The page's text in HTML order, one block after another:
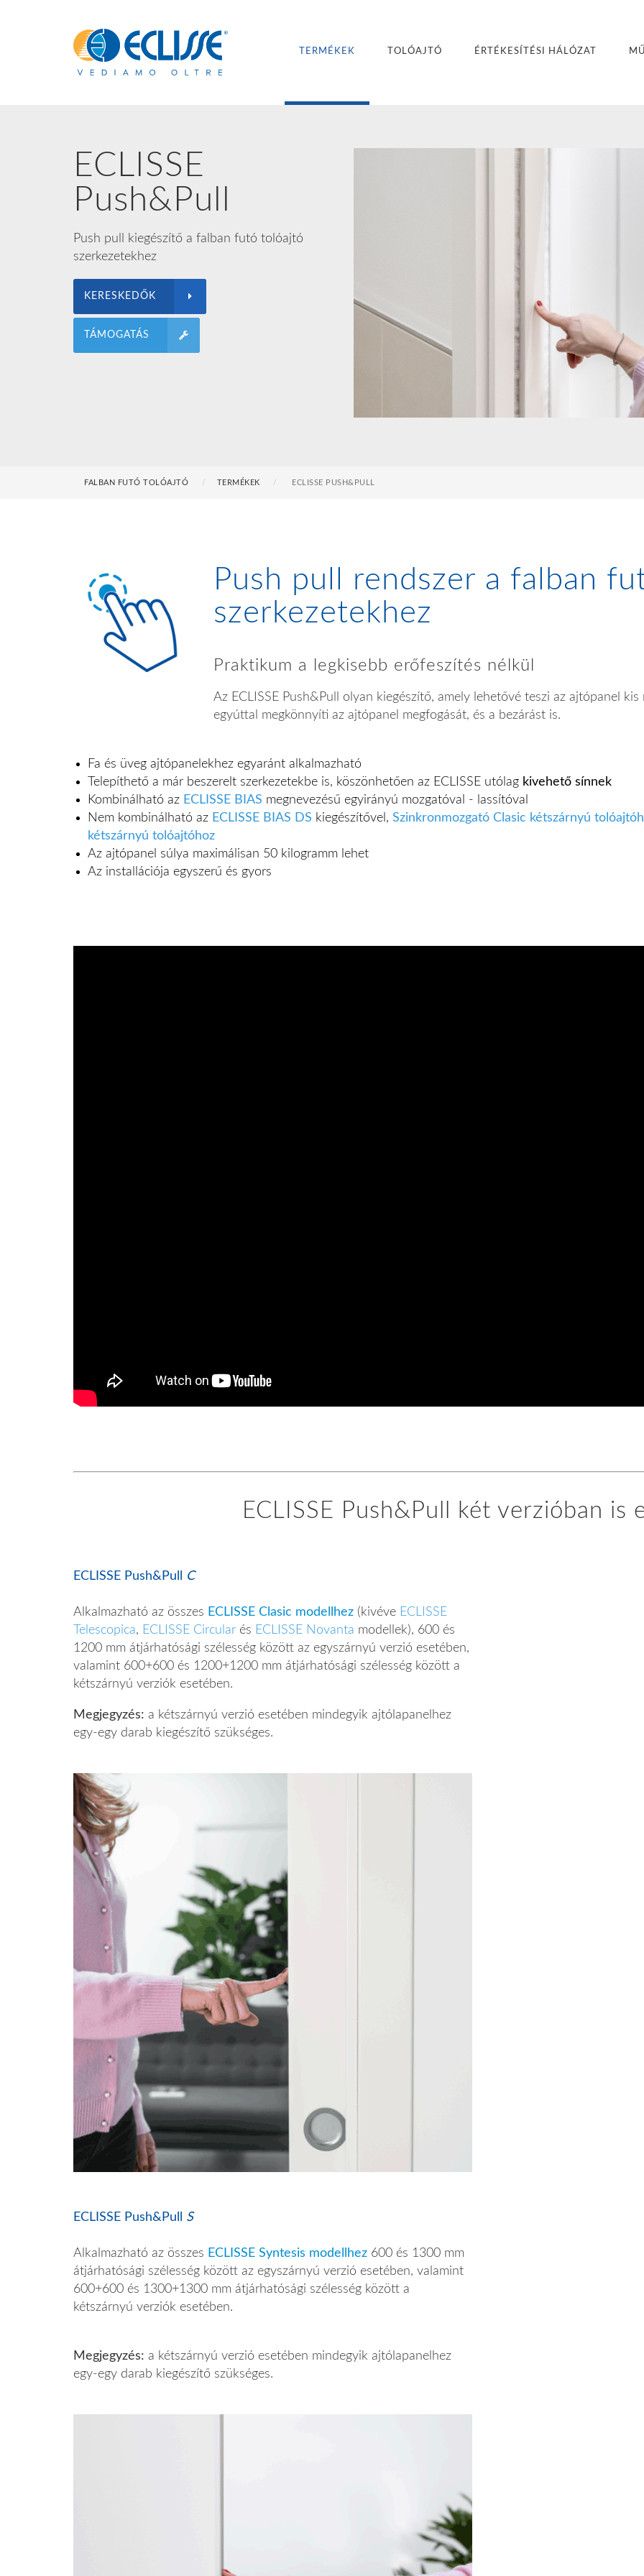
TERMÉKEK TOLÓAJTÓ ÉRTÉKESÍTÉSI HÁLÓZAT
ECLISSE
Push&Pull
Push pull kiegészítő a falban futó tolóajtó
szerkezetekhez
KERESKEDŐK
TÁMOGATÁS
FALBAN FUTÓ TOLÓAJTÓ TERMÉKEK ECLISSE PUSH&PULL
Push pull rendszer a falban
szerkezetekhez
Praktikum a legkisebb erőfeszítés nélkül
Az ECLISSE Push&Pull olyan kiegészítő, amely lehetővé teszi az ajtópanel
egyúttal megkönnyíti az ajtópanel megfogását, és a bezárást is.
Fa és üveg ajtópanelekhez egyaránt alkalmazható
Telepíthető a már beszerelt szerkezetekbe is, köszönhetően az ECLISSE utólag kivehető sínnek
Kombinálható az ECLISSE BIAS megnevezésű egyirányú mozgatóval - lassítóval
Nem kombinálható az ECLISSE BIAS DS kiegészítővel, Szinkronmozgató Clasic kétszárnyú
kétszárnyú tolóajtóhoz
Az ajtópanel súlya maximálisan 50 kilogramm lehet
Az installációja egyszerű és gyors
ECLISSE Push&Pull két verzióban is
ECLISSE Push&Pull C
Alkalmazható az összes ECLISSE Clasic modellhez (kivéve ECLISSE
Telescopica, ECLISSE Circular és ECLISSE Novanta modellek), 600 és
1200 mm átjárhatósági szélesség között az egyszárnyú verzió esetében,
valamint 600+600 és 1200+1200 mm átjárhatósági szélesség között a
kétszárnyú verziók esetében.
Megjegyzés: a kétszárnyú verzió esetében mindegyik ajtólapanelhez
egy-egy darab kiegészítő szükséges.
ECLISSE Push&Pull S
Alkalmazható az összes ECLISSE Syntesis modellhez 600 és 1300 mm
átjárhatósági szélesség között az egyszárnyú verzió esetében, valamint
600+600 és 1300+1300 mm átjárhatósági szélesség között a
kétszárnyú verziók esetében.
Megjegyzés: a kétszárnyú verzió esetében mindegyik ajtólapanelhez
egy-egy darab kiegészítő szükséges.